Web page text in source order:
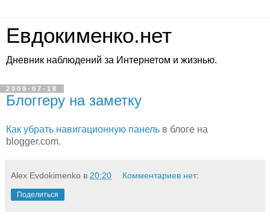
Евдокименко.нет
Дневник наблюдений за Интернетом и жизнью.
2009-07-18
Блоггеру на заметку
Как убрать навигационную панель в блоге на
blogger.com.
Alex Evdokimenko в 20:20 Комментариев нет:
Поделиться